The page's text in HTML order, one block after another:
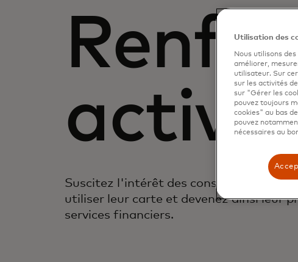
Suscitez l'intérêt des consommateurs,
utiliser leur carte et devenez ainsi leur
services financiers.
Utilisation des
Nous utilisons
améliorer,
utilisateur. Sur
sur les activités
sur "Gérer les
pouvez toujours
cookies" au bas
pouvez
nécessaires au